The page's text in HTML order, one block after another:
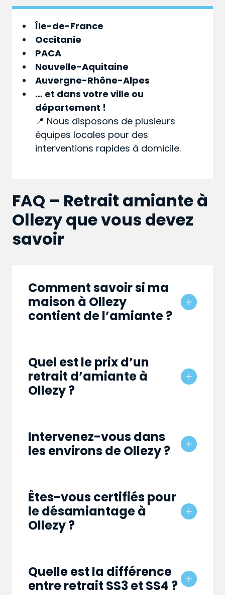
Île-de-France
Occitanie
PACA
Nouvelle-Aquitaine
Auvergne-Rhône-Alpes
… et dans votreville ou
département !
📍 Nous disposons de plusieurs
équipes locales pour des
interventions rapides à domicile.
FAQ – Retrait amiante à
Ollezy que vous devez
savoir
Comment savoir si ma
maison à Ollezy
contient de l’amiante ?
Quel est le prix d’un
retrait d’amiante à
Ollezy ?
Intervenez-vous dans
les environs de Ollezy ?
Êtes-vous certifiés pour
le désamiantage à
Ollezy ?
Quelle est la différence
entre retrait SS3 et SS4 ?